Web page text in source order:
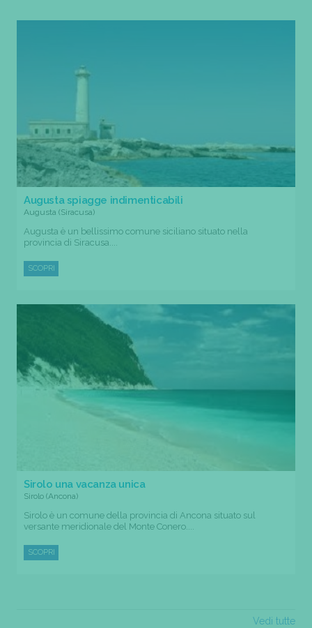
Augusta spiagge indimenticabili
Augusta (Siracusa)
Augusta è un bellissimo comune siciliano situato nella
provincia di Siracusa....
SCOPRI
Sirolo una vacanza unica
Sirolo (Ancona)
Sirolo è un comune della provincia di Ancona situato sul
versante meridionale del Monte Conero....
SCOPRI
Vedi tutte